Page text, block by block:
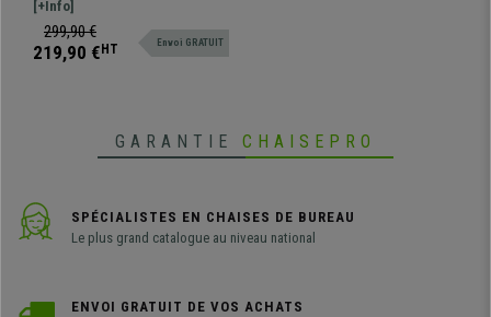
Respirable, Noir
qualité et design. Sublime chaise
de bureau avec système
basculant, piétement en métal et
[+Info]
299,90 €
219,90 € HT Envoi GRATUIT
GARANTIE CHAISEPRO
SPÉCIALISTES EN CHAISES DE BUREAU
Le plus grand catalogue au niveau national
ENVOI GRATUIT DE VOS ACHATS